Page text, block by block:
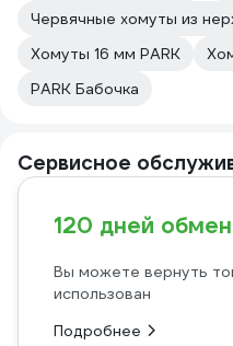
Червячные хомуты из
Хомуты 16 мм PARK
PARK Бабочка
Сервисное
120 дней
Вы можете вернуть
использован
Подробнее